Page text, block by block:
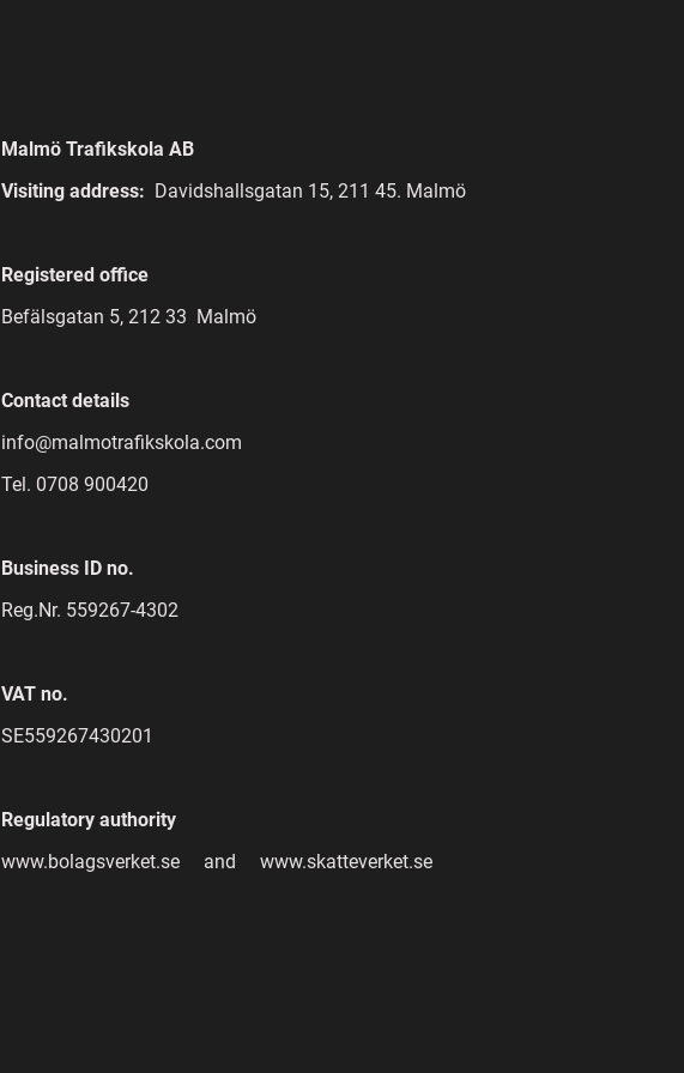
Malmö Trafikskola AB
Visiting address: Davidshallsgatan 15, 211 45. Malmö
Registered office
Befälsgatan 5, 212 33 Malmö
Contact details
info@malmotrafikskola.com
Tel. 0708 900420
Business ID no.
Reg.Nr. 559267-4302
VAT no.
SE559267430201
Regulatory authority
www.bolagsverket.se and www.skatteverket.se